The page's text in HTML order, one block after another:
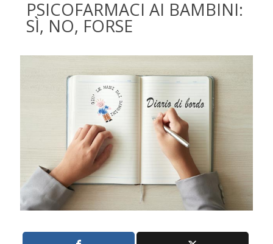
PSICOFARMACI AI BAMBINI:
SÌ, NO, FORSE